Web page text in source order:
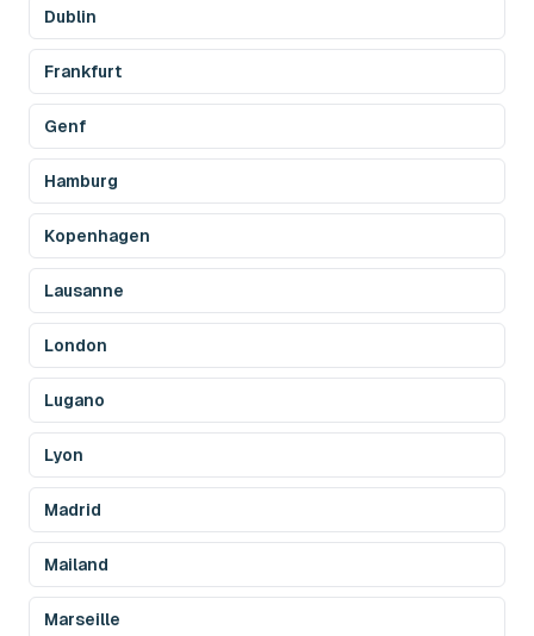
Dublin
Frankfurt
Genf
Hamburg
Kopenhagen
Lausanne
London
Lugano
Lyon
Madrid
Mailand
Marseille